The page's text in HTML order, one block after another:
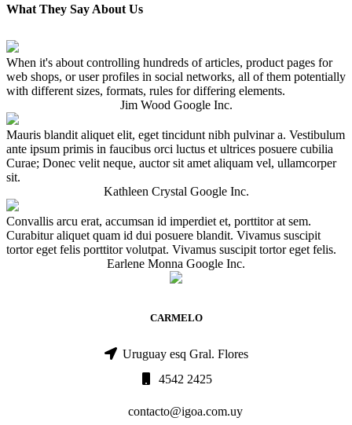
What They Say About Us
When it's about controlling hundreds of articles, product pages for
web shops, or user profiles in social networks, all of them potentially
with different sizes, formats, rules for differing elements.
Jim Wood Google Inc.
Mauris blandit aliquet elit, eget tincidunt nibh pulvinar a. Vestibulum
ante ipsum primis in faucibus orci luctus et ultrices posuere cubilia
Curae; Donec velit neque, auctor sit amet aliquam vel, ullamcorper
sit.
Kathleen Crystal Google Inc.
Convallis arcu erat, accumsan id imperdiet et, porttitor at sem.
Curabitur aliquet quam id dui posuere blandit. Vivamus suscipit
tortor eget felis porttitor volutpat. Vivamus suscipit tortor eget felis.
Earlene Monna Google Inc.
CARMELO
Uruguay esq Gral. Flores
4542 2425
contacto@igoa.com.uy